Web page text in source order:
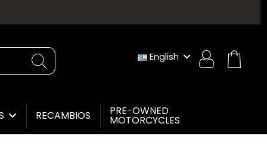
English
RECAMBIOS PRE-OWNED
MOTORCYCLES